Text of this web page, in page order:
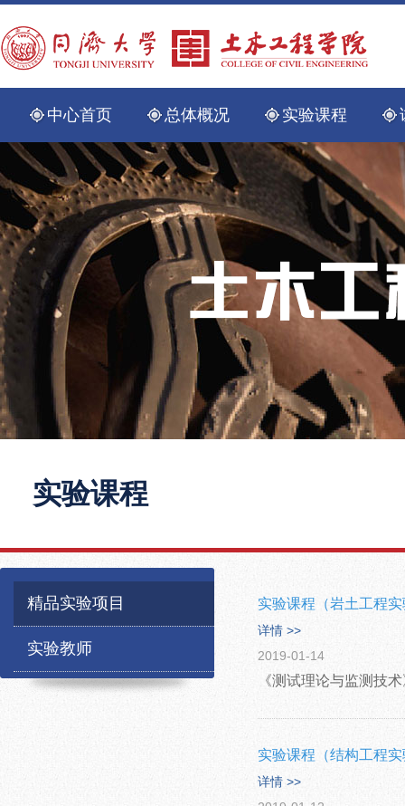
中心首页 总体概况 实验课程
实验课程
精品实验项目
实验教师
实验课程（岩土工程
详情 >>
2019-01-14
《测试理论与监测技
实验课程（结构工程
详情 >>